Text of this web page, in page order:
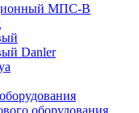
МПС-В
Danler
оборудования